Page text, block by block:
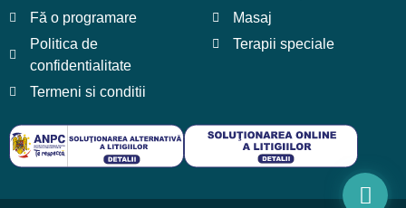
Fă o programare
Politica de
confidentialitate
Termeni si conditii
Masaj
Terapii speciale